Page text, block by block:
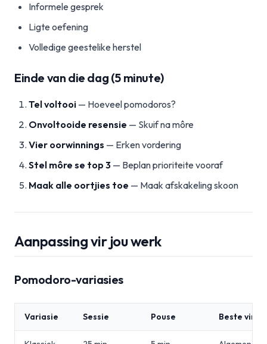
Informele gesprek
Ligte oefening
Volledige geestelike herstel
Einde van die dag (5 minute)
Tel voltooi — Hoeveel pomodoros?
Onvoltooide resensie — Skuif na môre
Vier oorwinnings — Erken vordering
Stel môre se top 3 — Beplan prioriteite vooraf
Maak alle oortjies toe — Maak afskakeling skoon
Aanpassing vir jou werk
Pomodoro-variasies
Variasie Sessie Pouse Beste vir